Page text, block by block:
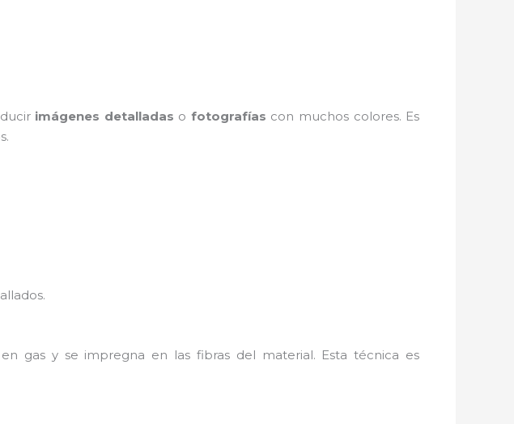
imágenes detalladas o fotografías con muchos colores. Es
gas y se impregna en las fibras del material. Esta técnica es